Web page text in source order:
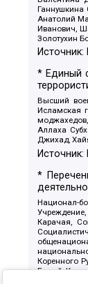
Ганнушкина
Анатолий
Иванович,
Золотухин
Источник:
* Единый
Высший
Исламская
Аллаха
Джихад,
Источник:
*
Национал-
Карачая,
Коренного
Белый